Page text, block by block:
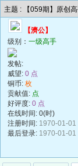
主题 : 【059期】原创
【濟公】
级别： 一级高手
发帖:
威望: 0 点
铜币: 枚
贡献值: 点
好评度: 0 点
在线时间: 0(时)
注册时间: 1970-01-01
最后登录: 1970-01-01